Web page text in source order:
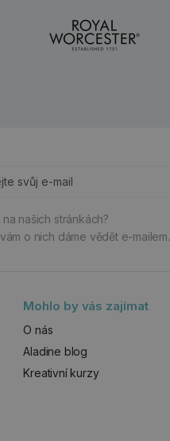
našich stránkách?
o nich dáme vědět e-mailem.
Mohlo by vás zajímat
O nás
Aladine blog
Kreativní kurzy